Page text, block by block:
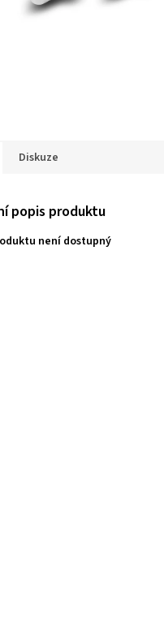
Diskuze
popis produktu
není dostupný